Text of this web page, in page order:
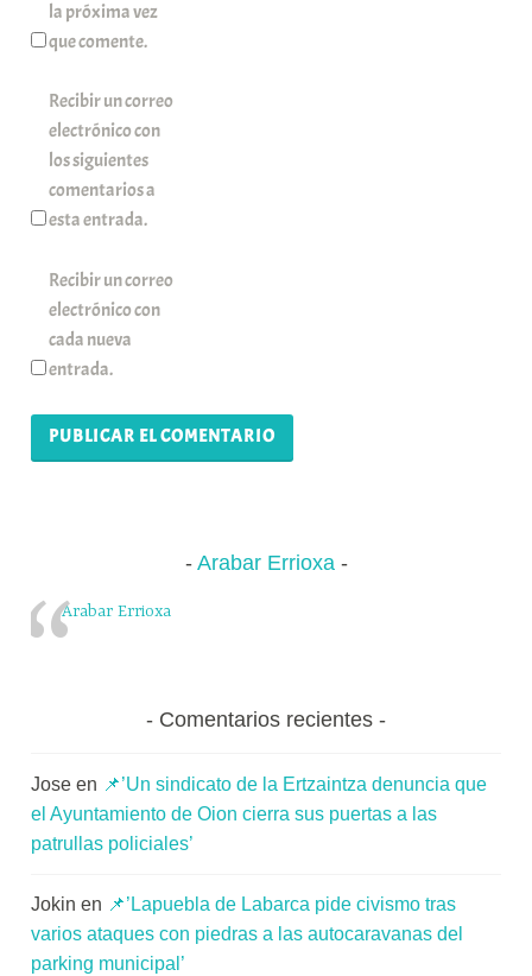
la próxima vez
que comente.
Recibir un correo
electrónico con
los siguientes
comentarios a
esta entrada.
Recibir un correo
electrónico con
cada nueva
entrada.
Arabar Errioxa
Arabar Errioxa
Comentarios recientes
Jose en 📌’Un sindicato de la Ertzaintza denuncia que
el Ayuntamiento de Oion cierra sus puertas a las
patrullas policiales’
Jokin en 📌’Lapuebla de Labarca pide civismo tras
varios ataques con piedras a las autocaravanas del
parking municipal’